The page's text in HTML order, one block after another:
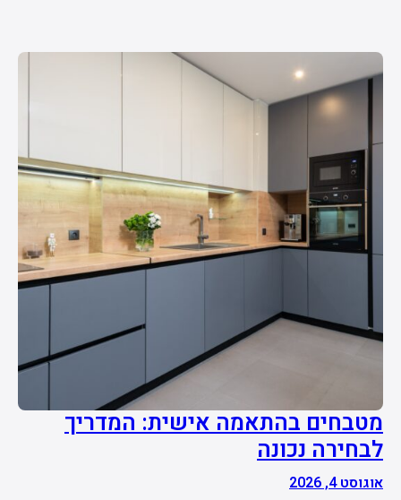
מטבחים בהתאמה אישית: המדריך
לבחירה נכונה
אוגוסט 4, 2026